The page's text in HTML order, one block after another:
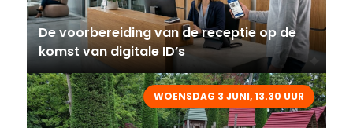
De voorbereiding van de receptie op de
komst van digitale ID’s
WOENSDAG 3 JUNI, 13.30 UUR